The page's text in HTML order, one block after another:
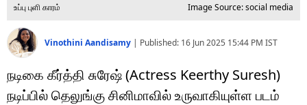
உப்பு புளி காரம் Image Source: social media
Vinothini Aandisamy | Published: 16 Jun 2025 15:44 PM IST
நடிகை கீர்த்தி சுரேஷ் (Actress Keerthy Suresh)
நடிப்பில் தெலுங்கு சினிமாவில் உருவாகியுள்ள படம்